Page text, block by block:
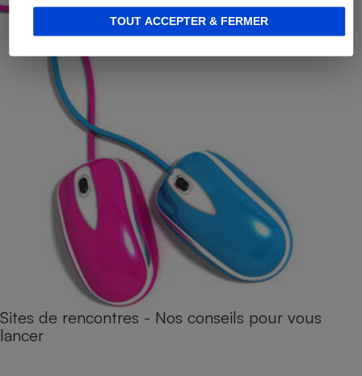
TOUT ACCEPTER & FERMER
Sites de rencontres - Nos conseils pour vous
lancer